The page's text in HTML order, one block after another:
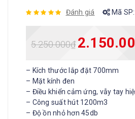
Đánh giá Mã SP:
5.250.000₫
– Kích thước lắp đặt 700mm
– Mặt kính đen
– Điều khiển cảm ứng, vẫy tay
– Công suất hút 1200m3
– Độ ồn nhỏ hơn 45db